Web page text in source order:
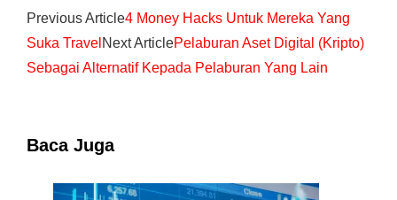
Previous Article4 Money Hacks Untuk Mereka Yang
Suka Travel Next ArticlePelaburan Aset Digital (Kripto)
Sebagai Alternatif Kepada Pelaburan Yang Lain
Baca Juga